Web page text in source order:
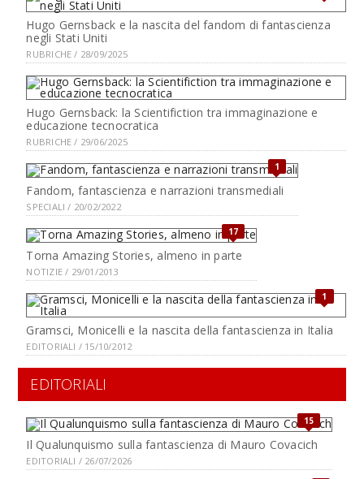
Hugo Gernsback e la nascita del fandom di fantascienza
negli Stati Uniti
RUBRICHE / 28/09/2025
Hugo Gernsback: la Scientifiction tra immaginazione e
educazione tecnocratica
RUBRICHE / 29/06/2025
1
Fandom, fantascienza e narrazioni transmediali
SPECIALI / 20/02/2022
17
Torna Amazing Stories, almeno in parte
NOTIZIE / 29/01/2013
1
Gramsci, Monicelli e la nascita della fantascienza in Italia
EDITORIALI / 15/10/2012
EDITORIALI
15
Il Qualunquismo sulla fantascienza di Mauro Covacich
EDITORIALI / 26/07/2026